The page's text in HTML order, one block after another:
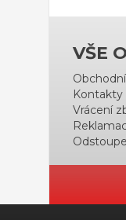
VŠE
Kontakty
Vrácení